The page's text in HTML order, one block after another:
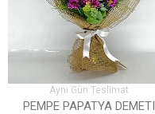
Aynı Gün Teslimat
PEMPE PAPATYA DEMETI